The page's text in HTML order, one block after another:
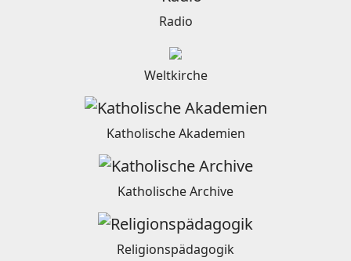
Radio
Weltkirche
Katholische Akademien
Katholische Archive
Religionspädagogik